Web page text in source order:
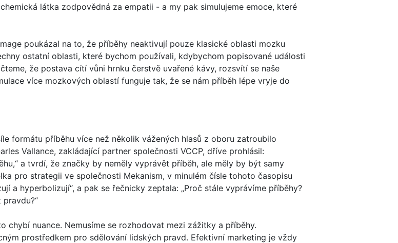
látka zodpovědná za empatii - a my pak simulujeme emoce, které
poukázal na to, že příběhy neaktivují pouze klasické oblasti mozku
ostatní oblasti, které bychom používali, kdybychom popisované události
že postava cítí vůni hrnku čerstvě uvařené kávy, rozsvítí se naše
více mozkových oblastí funguje tak, že se nám příběh lépe vryje do
formátu příběhu více než několik vážených hlasů z oboru zatroubilo
Vallance, zakládající partner společnosti VCCP, dříve prohlásil:
a tvrdí, že značky by neměly vyprávět příběh, ale měly by být samy
pro strategii ve společnosti Mekanism, v minulém čísle tohoto časopisu
a hyperbolizují“, a pak se řečnicky zeptala: „Proč stále vyprávíme příběhy?
chybí nuance. Nemusíme se rozhodovat mezi zážitky a příběhy.
prostředkem pro sdělování lidských pravd. Efektivní marketing je vždy